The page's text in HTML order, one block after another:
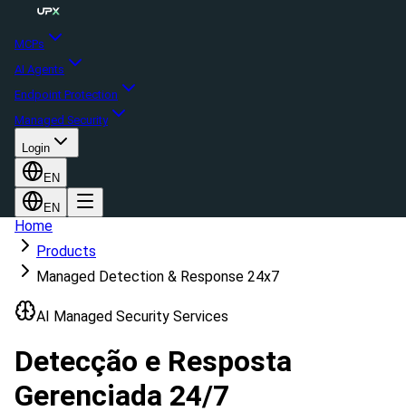
MCPs
AI Agents
Endpoint Protection
Managed Security
Login
EN
EN
Home
Products
Managed Detection & Response 24x7
AI Managed Security Services
Detecção e Resposta
Gerenciada 24/7